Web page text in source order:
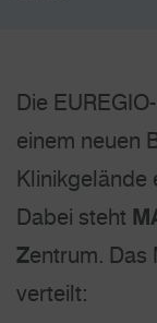
Die
einem neuen
Klinikgelände
Dabei steht
Zentrum. Das
verteilt: